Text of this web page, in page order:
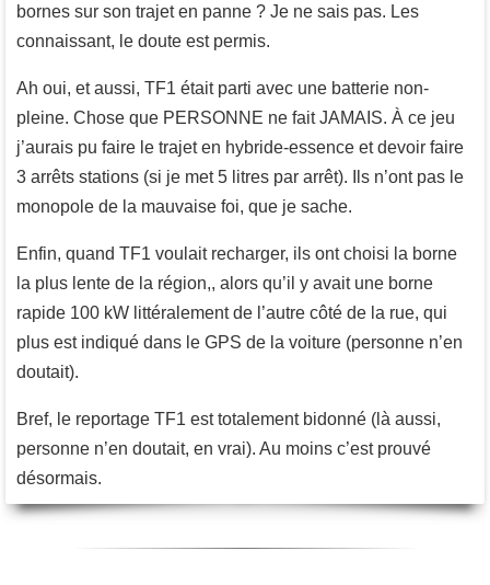
bornes sur son trajet en panne ? Je ne sais pas. Les
connaissant, le doute est permis.
Ah oui, et aussi, TF1 était parti avec une batterie non-
pleine. Chose que PERSONNE ne fait JAMAIS. À ce jeu
j’aurais pu faire le trajet en hybride-essence et devoir faire
3 arrêts stations (si je met 5 litres par arrêt). Ils n’ont pas le
monopole de la mauvaise foi, que je sache.
Enfin, quand TF1 voulait recharger, ils ont choisi la borne
la plus lente de la région,, alors qu’il y avait une borne
rapide 100 kW littéralement de l’autre côté de la rue, qui
plus est indiqué dans le GPS de la voiture (personne n’en
doutait).
Bref, le reportage TF1 est totalement bidonné (là aussi,
personne n’en doutait, en vrai). Au moins c’est prouvé
désormais.